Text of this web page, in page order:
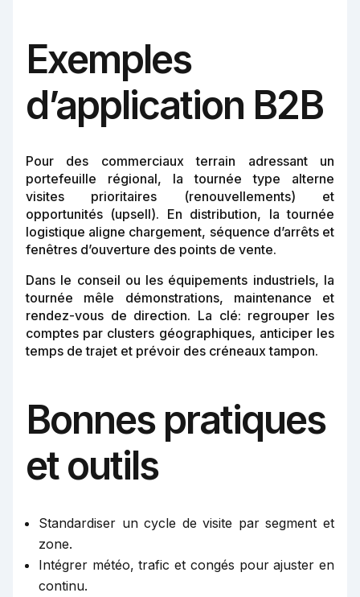
Exemples
d’application B2B
Pour des commerciaux terrain adressant un
portefeuille régional, la tournée type alterne
visites prioritaires (renouvellements) et
opportunités (upsell). En distribution, la tournée
logistique aligne chargement, séquence d’arrêts et
fenêtres d’ouverture des points de vente.
Dans le conseil ou les équipements industriels, la
tournée mêle démonstrations, maintenance et
rendez-vous de direction. La clé: regrouper les
comptes par clusters géographiques, anticiper les
temps de trajet et prévoir des créneaux tampon.
Bonnes pratiques
et outils
Standardiser un cycle de visite par segment et
zone.
Intégrer météo, trafic et congés pour ajuster en
continu.